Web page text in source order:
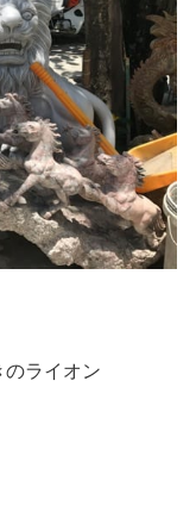
のライオン